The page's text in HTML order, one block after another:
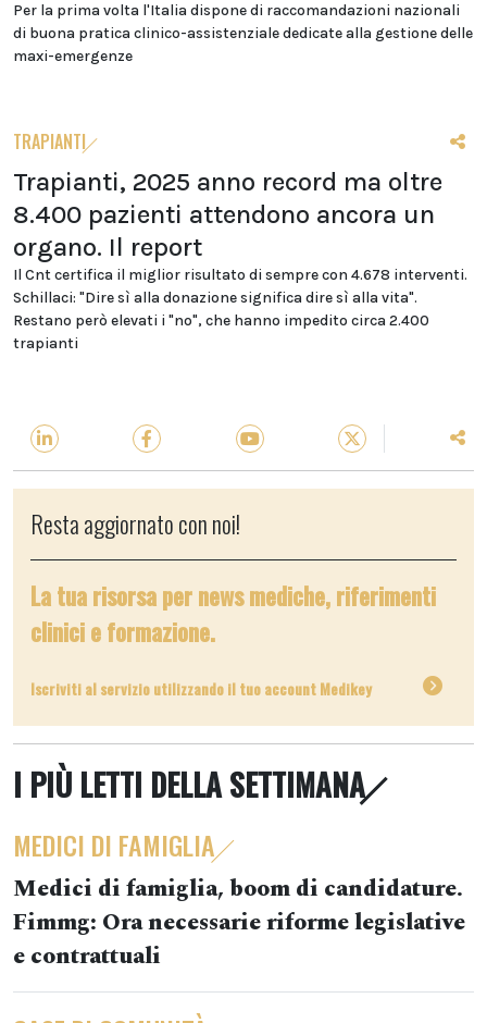
Per la prima volta l'Italia dispone di raccomandazioni nazionali
di buona pratica clinico-assistenziale dedicate alla gestione delle
maxi-emergenze
TRAPIANTI
Trapianti, 2025 anno record ma oltre
8.400 pazienti attendono ancora un
organo. Il report
Il Cnt certifica il miglior risultato di sempre con 4.678 interventi.
Schillaci: "Dire sì alla donazione significa dire sì alla vita".
Restano però elevati i "no", che hanno impedito circa 2.400
trapianti
Resta aggiornato con noi!
La tua risorsa per news mediche, riferimenti
clinici e formazione.
Iscriviti al servizio utilizzando il tuo account Medikey
I PIÙ LETTI DELLA SETTIMANA
MEDICI DI FAMIGLIA
Medici di famiglia, boom di candidature.
Fimmg: Ora necessarie riforme legislative
e contrattuali